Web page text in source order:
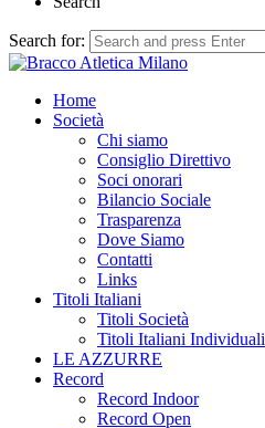
Search for:
Home
Società
Chi siamo
Consiglio Direttivo
Soci onorari
Bilancio Sociale
Trasparenza
Dove Siamo
Contatti
Links
Titoli Italiani
Titoli Società
Titoli Italiani Individuali
LE AZZURRE
Record
Record Indoor
Record Open